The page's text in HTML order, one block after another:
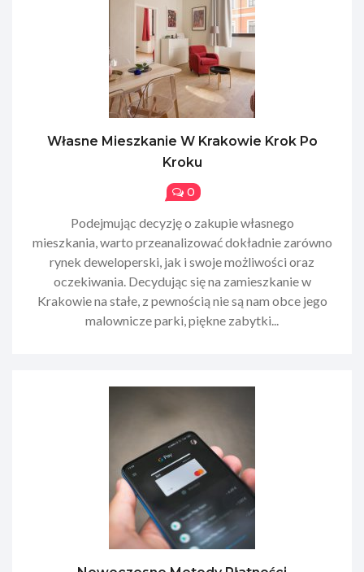
Własne Mieszkanie W Krakowie Krok Po
Kroku
0
Podejmując decyzję o zakupie własnego
mieszkania, warto przeanalizować dokładnie zarówno
rynek deweloperski, jak i swoje możliwości oraz
oczekiwania. Decydując się na zamieszkanie w
Krakowie na stałe, z pewnością nie są nam obce jego
malownicze parki, piękne zabytki...